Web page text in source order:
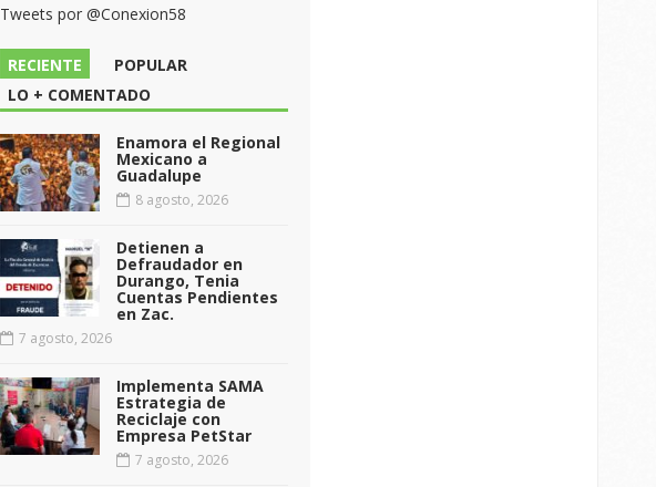
Tweets por @Conexion58
RECIENTE
POPULAR
LO + COMENTADO
Enamora el Regional
Mexicano a
Guadalupe
8 agosto, 2026
Detienen a
Defraudador en
Durango, Tenia
Cuentas Pendientes
en Zac.
7 agosto, 2026
Implementa SAMA
Estrategia de
Reciclaje con
Empresa PetStar
7 agosto, 2026